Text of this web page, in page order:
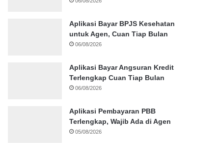
Aplikasi Bayar BPJS Kesehatan
untuk Agen, Cuan Tiap Bulan
06/08/2026
Aplikasi Bayar Angsuran Kredit
Terlengkap Cuan Tiap Bulan
06/08/2026
Aplikasi Pembayaran PBB
Terlengkap, Wajib Ada di Agen
05/08/2026